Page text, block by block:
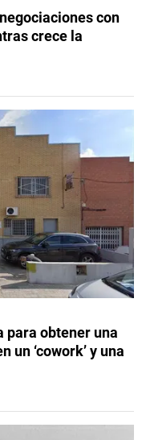
con
crece la
para obtener una
un ‘cowork’ y una